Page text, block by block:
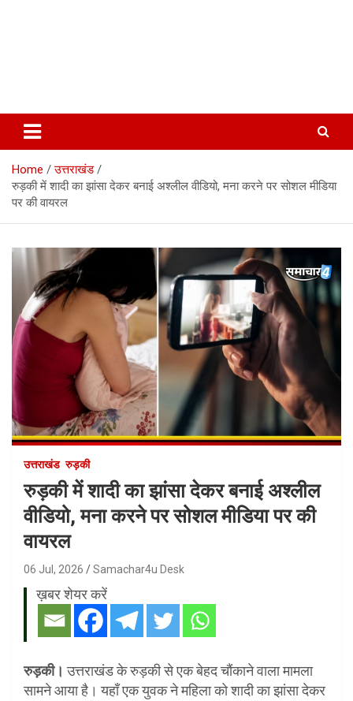
Home
उत्तराखंड
रुड़की में शादी का झांसा देकर बनाई अश्लील वीडियो, मना करने पर सोशल मीडिया
पर की वायरल
उत्तराखंड रुड़की
रुड़की में शादी का झांसा देकर बनाई अश्लील
वीडियो, मना करने पर सोशल मीडिया पर की
वायरल
06 Jul, 2026 Samachar4u Desk
ख़बर शेयर करें
रुड़की। उत्तराखंड के रुड़की से एक बेहद चौंकाने वाला मामला
सामने आया है। यहाँ एक युवक ने महिला को शादी का झांसा देकर